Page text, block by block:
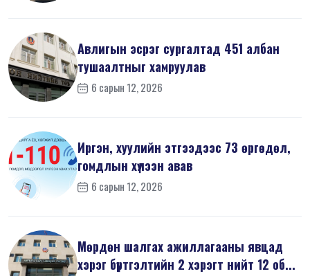
Авлигын эсрэг сургалтад 451 албан
тушаалтныг хамруулав
6 сарын 12, 2026
Иргэн, хуулийн этгээдээс 73 өргөдөл,
гомдлын хүлээн авав
6 сарын 12, 2026
Мөрдөн шалгах ажиллагааны явцад
хэрэг бүртгэлтийн 2 хэрэгт нийт 12 об...